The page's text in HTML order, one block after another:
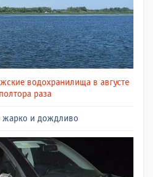
водохранилища в августе
раза
жарко и дождливо